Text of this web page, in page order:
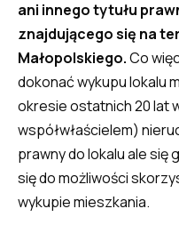
ani innego tytułu
znajdującego się na
Małopolskiego.Co
dokonać wykupu lokalu
okresie ostatnich 20 lat
współwłaścielem)
prawny do lokalu ale się
się do możliwości
wykupie mieszkania.